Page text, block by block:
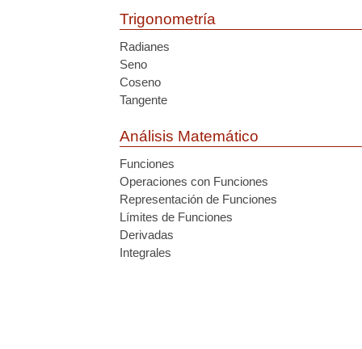
Trigonometría
Radianes
Seno
Coseno
Tangente
Análisis Matemático
Funciones
Operaciones con Funciones
Representación de Funciones
Límites de Funciones
Derivadas
Integrales